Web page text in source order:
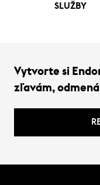
SLUŽBY
Vytvorte si
zľavám,